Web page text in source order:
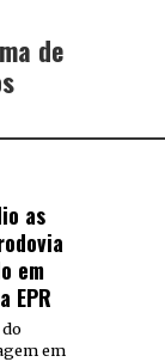
de
as
em
EPR
do
em